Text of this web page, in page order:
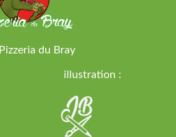
Pizzeria du Bray
illustration :